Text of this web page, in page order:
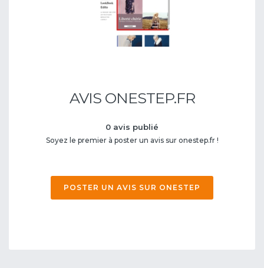
AVIS ONESTEP.FR
0 avis publié
Soyez le premier à poster un avis sur onestep.fr !
POSTER UN AVIS SUR ONESTEP